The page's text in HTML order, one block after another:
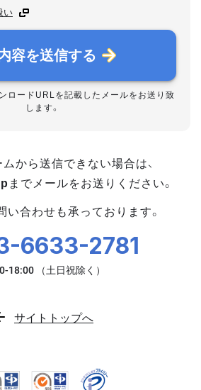
い
容を送信する
ロードURLを記載したメールをお送り致
します。
から送信できない場合は、
までメールをお送りください。
い合わせも承っております。
6633-2781
サイトトップへ